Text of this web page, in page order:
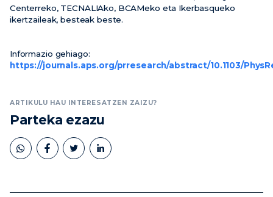
Centerreko, TECNALIAko, BCAMeko eta Ikerbasqueko
ikertzaileak, besteak beste.
Informazio gehiago: ​
https://journals.aps.org/prresearch/abstract/10.1103/
ARTIKULU HAU INTERESATZEN ZAIZU?
Parteka ezazu